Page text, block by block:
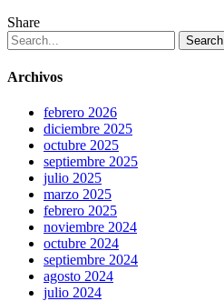
Share
Search
Archivos
febrero 2026
diciembre 2025
octubre 2025
septiembre 2025
julio 2025
marzo 2025
febrero 2025
noviembre 2024
octubre 2024
septiembre 2024
agosto 2024
julio 2024